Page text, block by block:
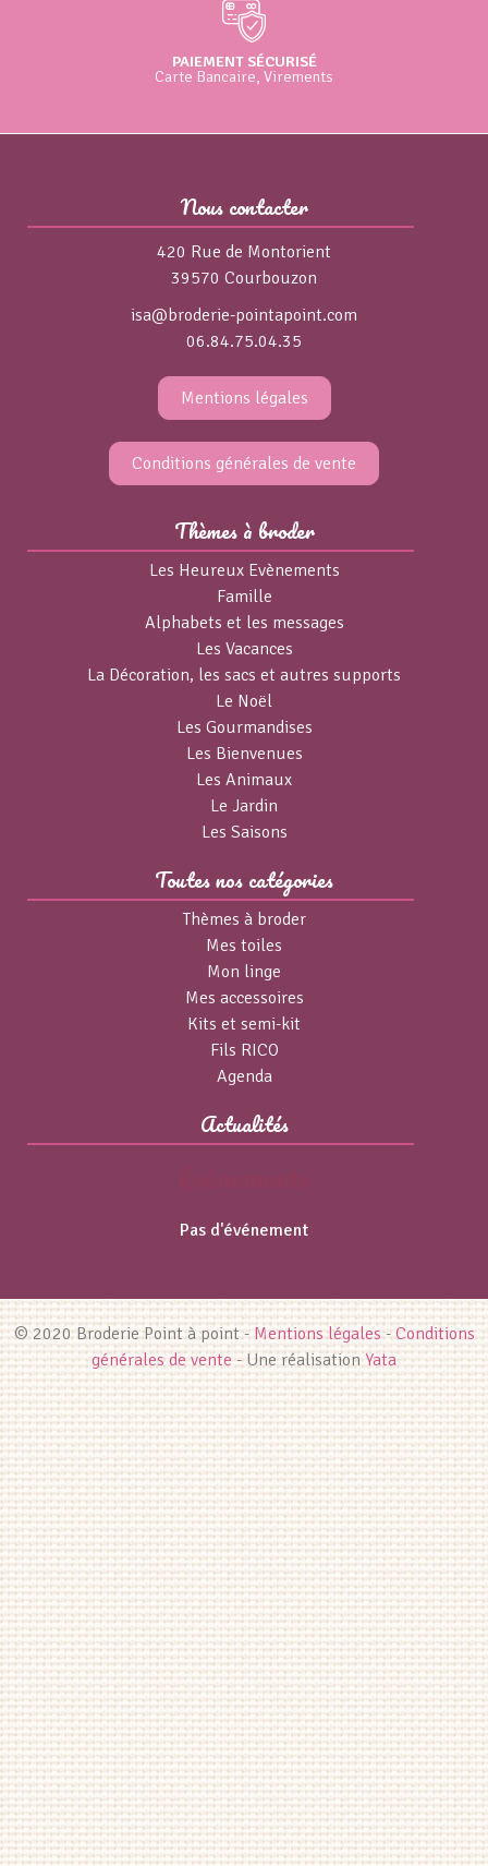
PAIEMENT SÉCURISÉ
Carte Bancaire, Virements
Nous contacter
420 Rue de Montorient
39570 Courbouzon
isa@broderie-pointapoint.com
06.84.75.04.35
Mentions légales
Conditions générales de vente
Thèmes à broder
Les Heureux Evènements
Famille
Alphabets et les messages
Les Vacances
La Décoration, les sacs et autres supports
Le Noël
Les Gourmandises
Les Bienvenues
Les Animaux
Le Jardin
Les Saisons
Toutes nos catégories
Thèmes à broder
Mes toiles
Mon linge
Mes accessoires
Kits et semi-kit
Fils RICO
Agenda
Actualités
Pas d'événement
© 2020 Broderie Point à point - Mentions légales-Conditions
générales de vente- Une réalisationYata